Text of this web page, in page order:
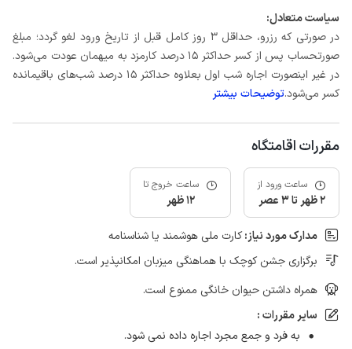
سیاست متعادل:
در صورتی که رزرو، حداقل 3 روز کامل قبل از تاریخ ورود لغو گردد؛ مبلغ
صورتحساب پس از کسر حداکثر 15 درصد کارمزد به میهمان عودت می‌شود.
در غیر اینصورت اجاره شب اول بعلاوه حداکثر 15 درصد شب‌های باقیمانده
کسر می‌شود.توضیحات بیشتر
مقررات اقامتگاه
ساعت ورود از
2 ظهر تا 3 عصر
ساعت خروج تا
12 ظهر
مدارک مورد نیاز:کارت ملی هوشمند یا شناسنامه
برگزاری جشن کوچک با هماهنگی میزبان امکانپذیر است.
همراه داشتن حیوان خانگی ممنوع است.
سایر مقررات :
به فرد و جمع مجرد اجاره داده نمی شود.